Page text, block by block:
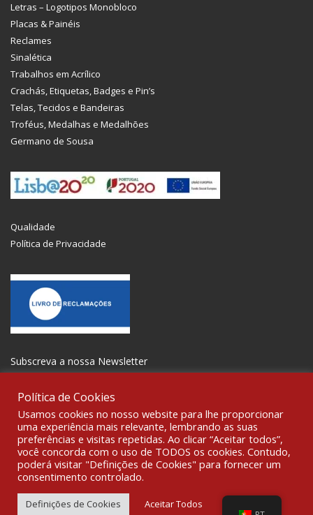
Letras – Logotipos Monobloco
Placas & Painéis
Reclames
Sinalética
Trabalhos em Acrílico
Crachás, Etiquetas, Badges e Pin’s
Telas, Tecidos e Bandeiras
Troféus, Medalhas e Medalhões
Germano de Sousa
Qualidade
Política de Privacidade
Subscreva a nossa Newsletter
SOCIALIZE
© 2021 All rights reserved Gravoplot-Gravação,Impressão e
Sinalética Lda. WebDesign:
Fibra Design.
Política de Cookies
Usamos cookies no nosso website para lhe proporcionar
uma experiência mais relevante, lembrando as suas
preferências e visitas repetidas. Ao clicar “Aceitar todos”,
você concorda com o uso de TODOS os cookies. Contudo,
poderá visitar "Definições de Cookies" para fornecer um
consentimento controlado.
Definições de Cookies Aceitar Todos